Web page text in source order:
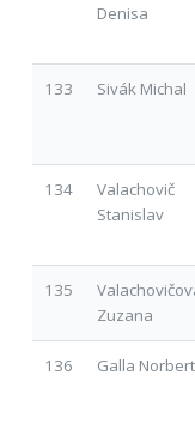
Denisa
133 Sivák Michal
134
Valachovič
Stanislav
135
Zuzana
136 Galla Norbert